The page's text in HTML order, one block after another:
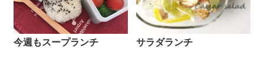
今週もスープランチ サラダランチ